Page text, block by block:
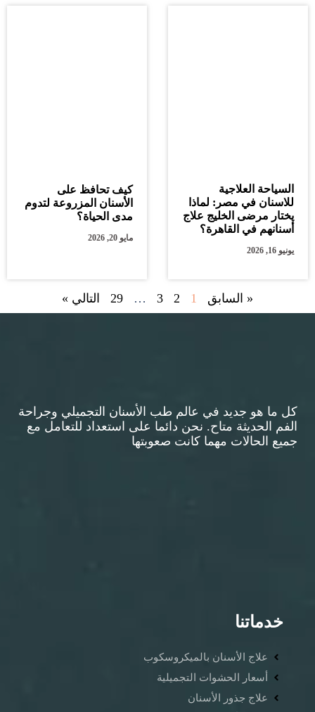
السياحة العلاجية
للاسنان في مصر: لماذا
يختار مرضى الخليج علاج
أسنانهم في القاهرة؟
يونيو 16, 2026
كيف تحافظ على
الأسنان المزروعة لتدوم
مدى الحياة؟
مايو 20, 2026
« السابق 1
2
3
…
29 التالي »
كل ما هو جديد في عالم طب الأسنان التجميلي وجراحة
الفم الحديثة متاح. نحن دائما على استعداد للتعامل مع
جميع الحالات مهما كانت صعوبتها
خدماتنا
علاج الأسنان بالميكروسكوب
أسعار الحشوات التجميلية
علاج جذور الأسنان